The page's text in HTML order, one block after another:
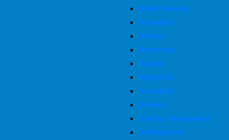
Ивантеевка
Иваново
Истра
Искитим
Ишим
Иркутск
Хотково
Химки
Ханты-Мансийск
Хабаровск